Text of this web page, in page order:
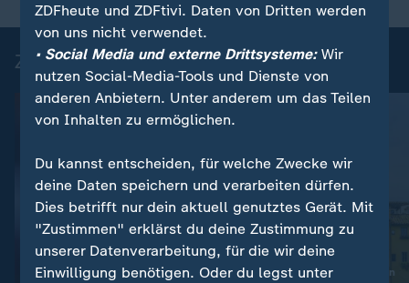
Zuletzt auf ZDFheute veröffentlicht
Overtourism in Italien
ZDFheute und ZDFtivi. Daten von Dritten werden
von uns nicht verwendet.
• Social Media und externe Drittsysteme:Wir
nutzen Social-Media-Tools und Dienste von
anderen Anbietern. Unter anderem um das Teilen
von Inhalten zu ermöglichen.
Du kannst entscheiden, für welche Zwecke wir
deine Daten speichern und verarbeiten dürfen.
Dies betrifft nur dein aktuell genutztes Gerät. Mit
"Zustimmen" erklärst du deine Zustimmung zu
unserer Datenverarbeitung, für die wir deine
Einwilligung benötigen. Oder du legst unter